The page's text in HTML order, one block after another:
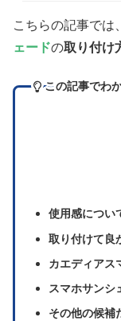
こちらの記事では、
ェードの取り付け
この記事でわ
使用感につい
取り付けて良
カエディアス
スマホサンシ
その他の候補